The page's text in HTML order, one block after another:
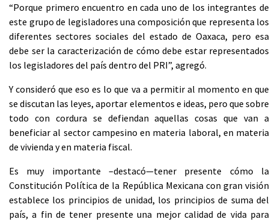
“Porque primero encuentro en cada uno de los integrantes de
este grupo de legisladores una composición que representa los
diferentes sectores sociales del estado de Oaxaca, pero esa
debe ser la caracterización de cómo debe estar representados
los legisladores del país dentro del PRI”, agregó.
Y consideró que eso es lo que va a permitir al momento en que
se discutan las leyes, aportar elementos e ideas, pero que sobre
todo con cordura se defiendan aquellas cosas que van a
beneficiar al sector campesino en materia laboral, en materia
de vivienda y en materia fiscal.
Es muy importante –destacó—tener presente cómo la
Constitución Política de la República Mexicana con gran visión
establece los principios de unidad, los principios de suma del
país, a fin de tener presente una mejor calidad de vida para